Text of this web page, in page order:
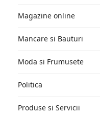
Magazine online
Mancare si Bauturi
Moda si Frumusete
Politica
Produse si Servicii